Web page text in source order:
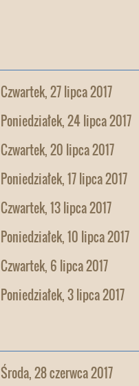
Czwartek, 27 lipca 2017
Poniedziałek, 24 lipca 2017
Czwartek, 20 lipca 2017
Poniedziałek, 17 lipca 2017
Czwartek, 13 lipca 2017
Poniedziałek, 10 lipca 2017
Czwartek, 6 lipca 2017
Poniedziałek, 3 lipca 2017
Środa, 28 czerwca 2017